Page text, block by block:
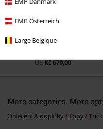
EMP Österreich
Large Belgique
Od Kč 679,00
More categories. More
Oblečení & doplňky Topy